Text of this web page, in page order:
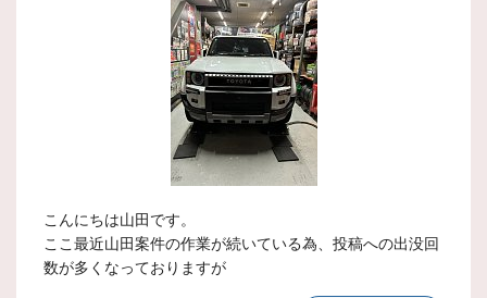
こんにちは山田です。
ここ最近山田案件の作業が続いている為、投稿への出没回
数が多くなっておりますが